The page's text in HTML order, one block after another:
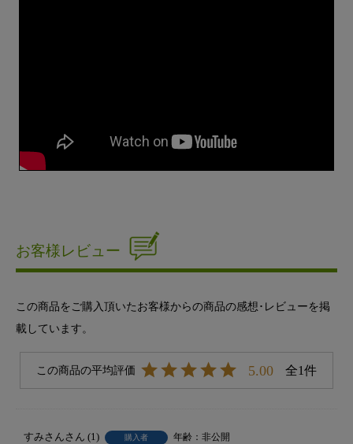
お客様レビュー
この商品をご購入頂いたお客様からの商品の感想･レビューを掲
載しています。
5.00 1
すみさん 1 購入者
非公開